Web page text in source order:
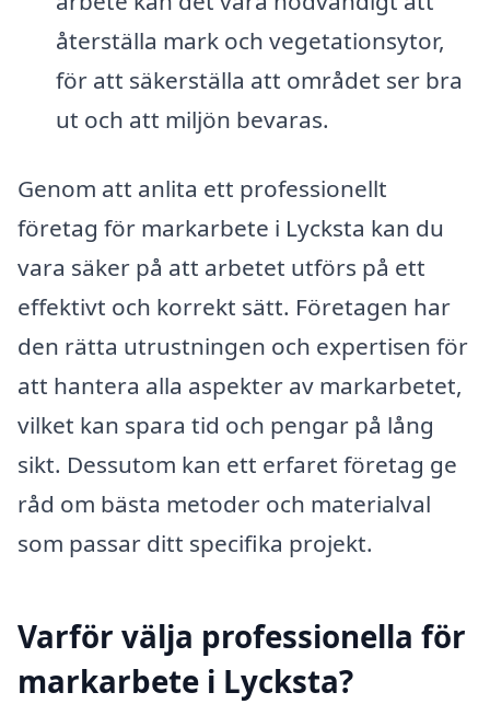
återställa mark och vegetationsytor,
för att säkerställa att området ser bra
ut och att miljön bevaras.
Genom att anlita ett professionellt
företag för markarbete i Lycksta kan du
vara säker på att arbetet utförs på ett
effektivt och korrekt sätt. Företagen har
den rätta utrustningen och expertisen för
att hantera alla aspekter av markarbetet,
vilket kan spara tid och pengar på lång
sikt. Dessutom kan ett erfaret företag ge
råd om bästa metoder och materialval
som passar ditt specifika projekt.
Varför välja professionella för
markarbete i Lycksta?